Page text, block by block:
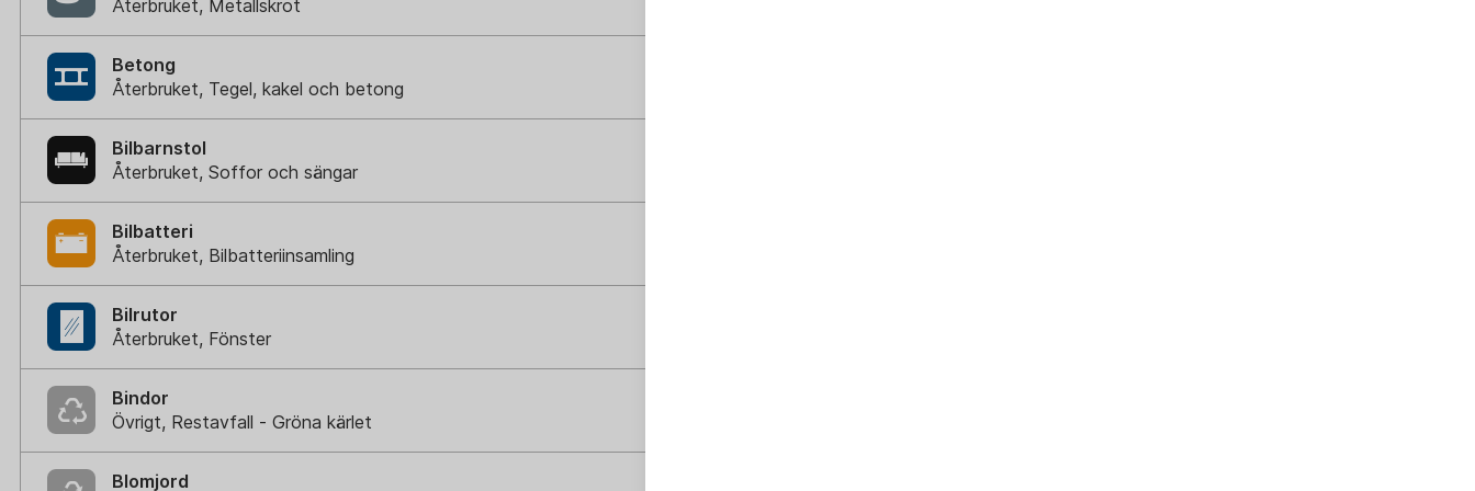
Återbruket, Metallskrot
Betong
Återbruket, Tegel, kakel och betong
Bilbarnstol
Återbruket, Soffor och sängar
Bilbatteri
Återbruket, Bilbatteriinsamling
Bilrutor
Återbruket, Fönster
Bindor
Övrigt, Restavfall - Gröna kärlet
Blomjord